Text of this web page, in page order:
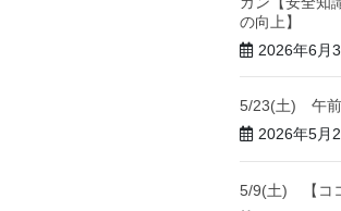
の向上】
2026年6月
5/23(土) 午前
2026年5月
5/9(土) 【コ